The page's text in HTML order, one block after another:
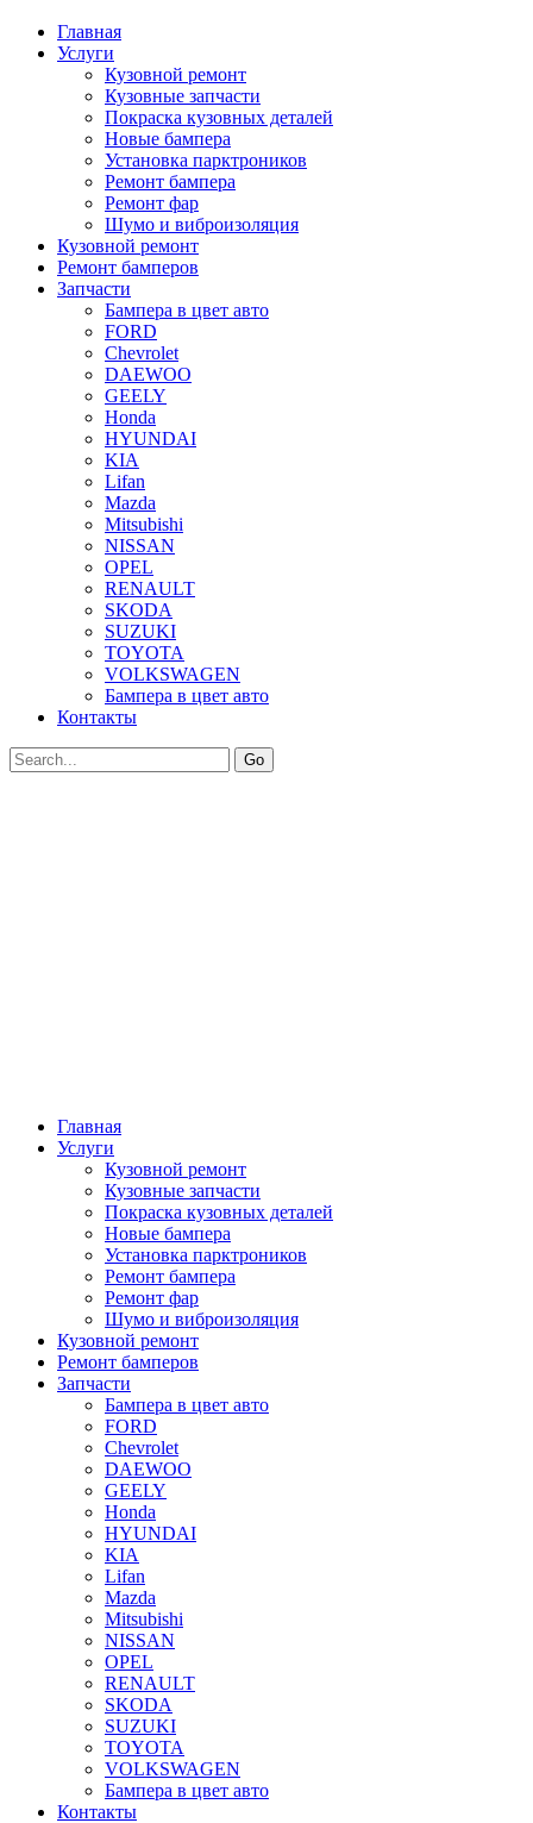
Главная
Услуги
Кузовной ремонт
Кузовные запчасти
Покраска кузовных деталей
Новые бампера
Установка парктроников
Ремонт бампера
Ремонт фар
Шумо и виброизоляция
Кузовной ремонт
Ремонт бамперов
Запчасти
Бампера в цвет авто
FORD
Chevrolet
DAEWOO
GEELY
Honda
HYUNDAI
KIA
Lifan
Mazda
Mitsubishi
NISSAN
OPEL
RENAULT
SKODA
SUZUKI
TOYOTA
VOLKSWAGEN
Бампера в цвет авто
Контакты
Главная
Услуги
Кузовной ремонт
Кузовные запчасти
Покраска кузовных деталей
Новые бампера
Установка парктроников
Ремонт бампера
Ремонт фар
Шумо и виброизоляция
Кузовной ремонт
Ремонт бамперов
Запчасти
Бампера в цвет авто
FORD
Chevrolet
DAEWOO
GEELY
Honda
HYUNDAI
KIA
Lifan
Mazda
Mitsubishi
NISSAN
OPEL
RENAULT
SKODA
SUZUKI
TOYOTA
VOLKSWAGEN
Бампера в цвет авто
Контакты